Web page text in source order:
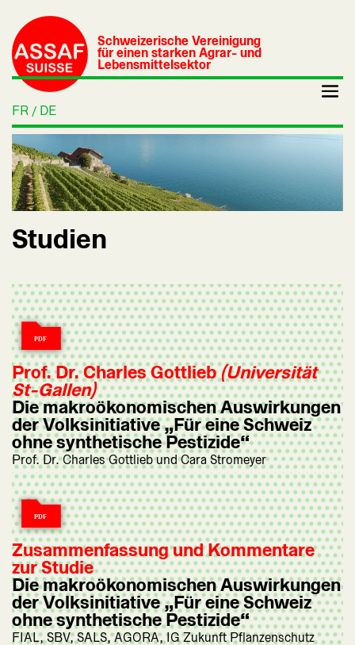
FR DE
Schweizerische Vereinigung
für einen starken Agrar- und
Lebensmittelsektor
Studien
Prof. Dr. Charles Gottlieb(Universität
St-Gallen)
Die makroökonomischen Auswirkungen
der Volksinitiative „Für eine Schweiz
ohne synthetische Pestizide“
Prof. Dr. Charles Gottlieb und Cara Stromeyer
Zusammenfassung und Kommentare
zur Studie
Die makroökonomischen Auswirkungen
der Volksinitiative „Für eine Schweiz
ohne synthetische Pestizide“
FIAL, SBV, SALS, AGORA, IG Zukunft Pflanzenschutz